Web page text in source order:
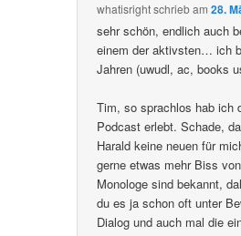
whatisrightschriebam28.
sehr schön, endlich auch
einem der aktivsten… ich
Jahren (uwudl, ac, books
Tim, so sprachlos hab ich
Podcast erlebt. Schade,
Harald keine neuen für
gerne etwas mehr Biss
Monologe sind bekannt,
du es ja schon oft unter
Dialog und auch mal die